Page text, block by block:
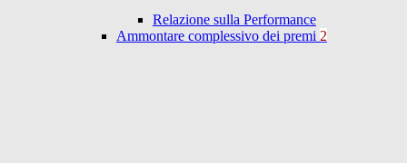
Relazione sulla Performance
Ammontare complessivo dei premi 2